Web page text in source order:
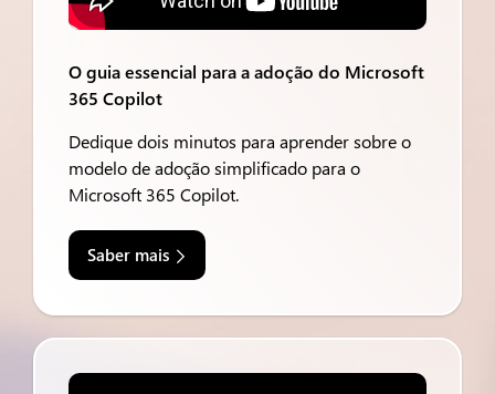
O guia essencial para a adoção do Microsoft
365 Copilot
Dedique dois minutos para aprender sobre o
modelo de adoção simplificado para o
Microsoft 365 Copilot.
Saber mais